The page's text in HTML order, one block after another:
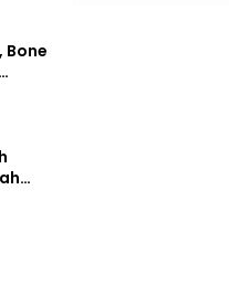
Bone
7